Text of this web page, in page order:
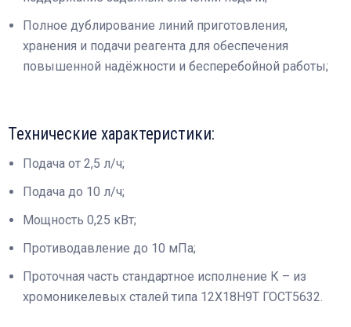
Полное дублирование линий приготовления,
хранения и подачи реагента для обеспечения
повышенной надёжности и бесперебойной работы;
Технические характеристики:
Подача от 2,5 л/ч;
Подача до 10 л/ч;
Мощность 0,25 кВт;
Противодавление до 10 мПа;
Проточная часть стандартное исполнение К – из
хромоникелевых сталей типа 12Х18Н9Т ГОСТ5632.